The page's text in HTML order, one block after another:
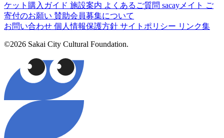
ケット購入ガイド 施設案内 よくあるご質問 sacayメイト ご
寄付のお願い 賛助会員募集について
お問い合わせ 個人情報保護方針 サイトポリシー リンク集
©2026 Sakai City Cultural Foundation.